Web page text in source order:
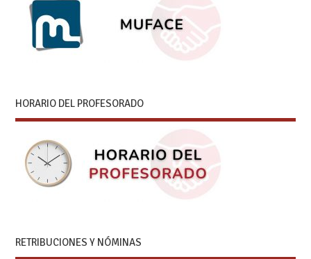
HORARIO DEL PROFESORADO
RETRIBUCIONES Y NÓMINAS